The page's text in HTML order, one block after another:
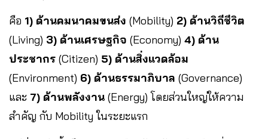
คือ 1) ด้านคมนาคมขนส่ง (Mobility) 2) ด้านวิถีชีวิต
(Living) 3) ด้านเศรษฐกิจ (Economy) 4) ด้าน
ประชากร (Citizen) 5) ด้านสิ่งแวดล้อม
(Environment) 6) ด้านธรรมาภิบาล (Governance)
และ 7) ด้านพลังงาน (Energy) โดยส่วนใหญ่ให้ความ
สำคัญ กับ Mobility ในระยะแรก